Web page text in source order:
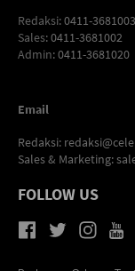
Redaksi: 0411-3681003
Sales: 0411-3681002
Admin: 0411-3681020
Email
Redaksi:
Sales & Marketing:
FOLLOW US